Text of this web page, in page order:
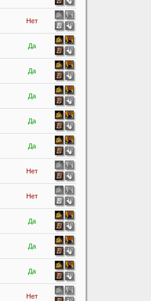
Нет
Да
Да
Да
Да
Да
Нет
Нет
Да
Да
Да
Нет